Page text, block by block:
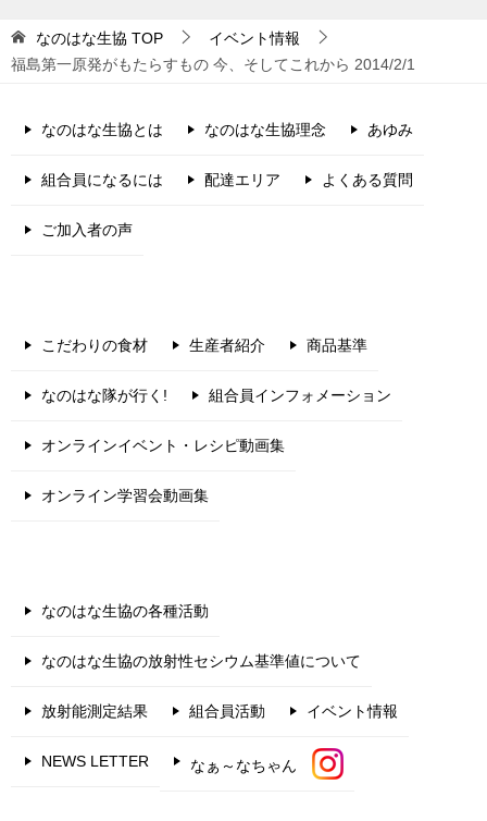
なのはな生協 TOP
イベント情報
福島第一原発がもたらすもの 今、そしてこれから 2014/2/1
なのはな生協とは なのはな生協理念 あゆみ
組合員になるには 配達エリア よくある質問
ご加入者の声
こだわりの食材 生産者紹介 商品基準
なのはな隊が行く! 組合員インフォメーション
オンラインイベント・レシピ動画集
オンライン学習会動画集
なのはな生協の各種活動
なのはな生協の放射性セシウム基準値について
放射能測定結果 組合員活動 イベント情報
NEWS LETTER なぁ～なちゃん